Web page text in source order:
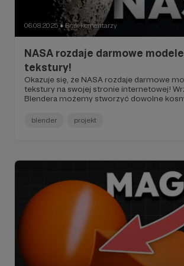
06.08.2025 ● Brak komentarzy
NASA rozdaje darmowe
tekstury!
Okazuje się, że NASA rozdaje darmowe
tekstury na swojej stronie internetowej!
Blendera możemy stworzyć dowolne
blender projekt